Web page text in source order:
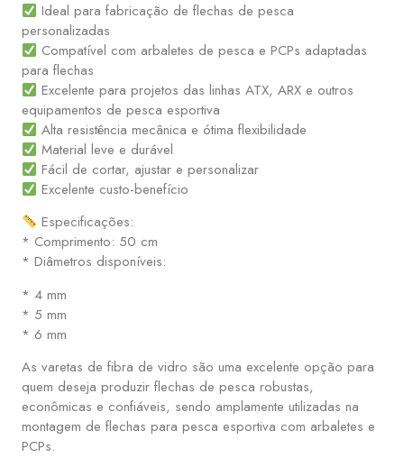
Ideal para fabricação de flechas de pesca
personalizadas
Compatível com arbaletes de pesca e PCPs adaptadas
para flechas
Excelente para projetos das linhas ATX, ARX e outros
equipamentos de pesca esportiva
Alta resistência mecânica e ótima flexibilidade
Material leve e durável
Fácil de cortar, ajustar e personalizar
Excelente custo-benefício
Especificações:
* Comprimento: 50 cm
* Diâmetros disponíveis:
* 4 mm
* 5 mm
* 6 mm
As varetas de fibra de vidro são uma excelente opção para
quem deseja produzir flechas de pesca robustas,
econômicas e confiáveis, sendo amplamente utilizadas na
montagem de flechas para pesca esportiva com arbaletes e
PCPs.